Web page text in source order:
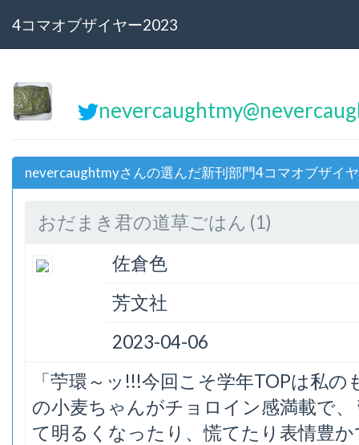
4コマオブザイヤー2023
nevercaughtmyさんの選んだ新刊部門4コマオブザイ
おだまき君の道草ごはん (1)
佐倉色
芳文社
2023-04-06
「苧環～ッ!!!今回こそ学年TOPは私
の小麦ちゃんがチョロイン感満載で
て明るくなったり、慌てたり表情豊